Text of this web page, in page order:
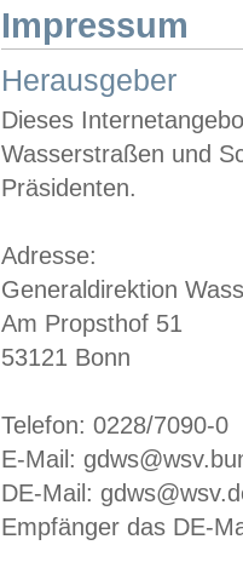
Impressum
Herausgeber
Dieses
Wasserstraßen und
Präsidenten.
Adresse:
Generaldirektion
Am Propsthof 51
53121 Bonn
Telefon: 0228/7090-0
E-Mail:
DE-Mail:
Empfänger das DE-